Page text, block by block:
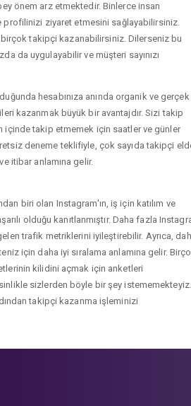
önem arz etmektedir. Binlerce insan
profilinizi ziyaret etmesini sağlayabilirsiniz.
takipçi kazanabilirsiniz. Dilerseniz bu
da uygulayabilir ve müşteri sayınızı
hesabınıza anında organik ve gerçek
kazanmak büyük bir avantajdır. Sizi takip
takip etmemek için saatler ve günler
deneme teklifiyle, çok sayıda takipçi
itibar anlamına gelir.
biri olan Instagram'ın, iş için katılım ve
olduğu kanıtlanmıştır. Daha fazla
trafik metriklerini iyileştirebilir. Ayrıca,
için daha iyi sıralama anlamına gelir.
kilidini açmak için anketleri
sizlerden böyle bir şey istememekteyiz.
takipçi kazanma işleminizi